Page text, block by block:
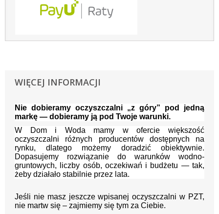
WIĘCEJ INFORMACJI
Nie dobieramy oczyszczalni „z góry” pod jedną
markę — dobieramy ją pod Twoje warunki.
W Dom i Woda mamy w ofercie większość
oczyszczalni różnych producentów dostępnych na
rynku, dlatego możemy doradzić obiektywnie.
Dopasujemy rozwiązanie do warunków wodno-
gruntowych, liczby osób, oczekiwań i budżetu — tak,
żeby działało stabilnie przez lata.
Jeśli nie masz jeszcze wpisanej oczyszczalni w PZT,
nie martw się – zajmiemy się tym za Ciebie.